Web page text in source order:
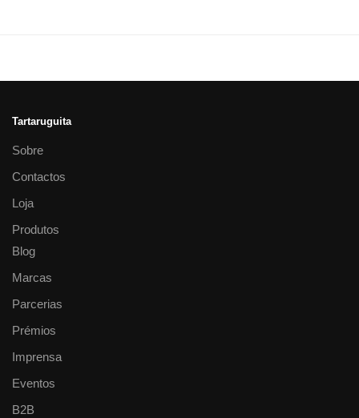
Tartaruguita
Sobre
Contactos
Loja
Produtos
Blog
Marcas
Parcerias
Prémios
Imprensa
Eventos
B2B